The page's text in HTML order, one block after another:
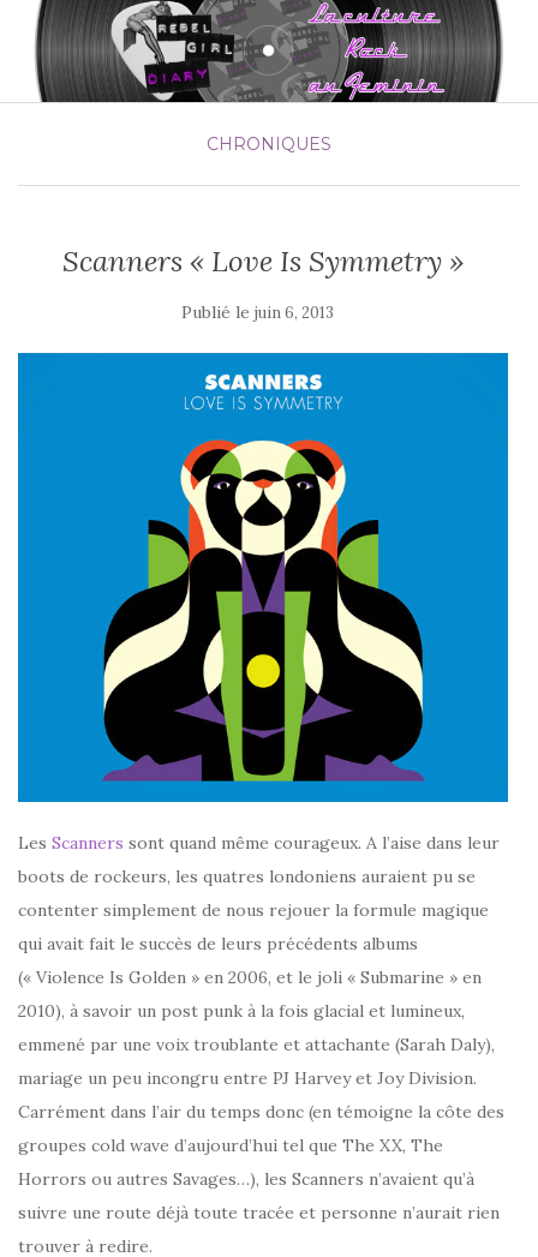
CHRONIQUES
Scanners « Love Is Symmetry »
Publié le juin 6, 2013
Les Scanners sont quand même courageux. A l’aise dans leur
boots de rockeurs, les quatres londoniens auraient pu se
contenter simplement de nous rejouer la formule magique
qui avait fait le succès de leurs précédents albums
(« Violence Is Golden » en 2006, et le joli « Submarine » en
2010), à savoir un post punk à la fois glacial et lumineux,
emmené par une voix troublante et attachante (Sarah Daly),
mariage un peu incongru entre PJ Harvey et Joy Division.
Carrément dans l’air du temps donc (en témoigne la côte des
groupes cold wave d’aujourd’hui tel que The XX, The
Horrors ou autres Savages…), les Scanners n’avaient qu’à
suivre une route déjà toute tracée et personne n’aurait rien
trouver à redire.